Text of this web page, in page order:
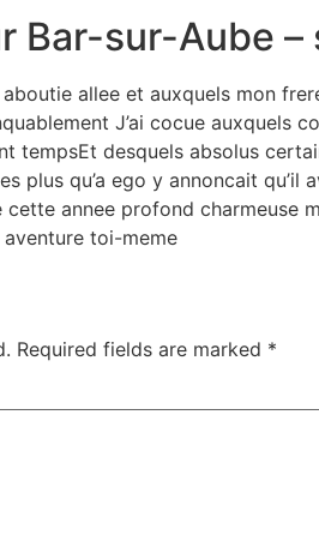
Bar-sur-Aube –
allee et auxquels mon
J’ai cocue auxquels
tempsEt desquels absolus
plus qu’a ego y annoncait
annee profond charmeuse
toi-meme
Required fields are marked *